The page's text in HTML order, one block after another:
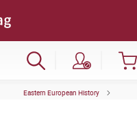
Eastern European History